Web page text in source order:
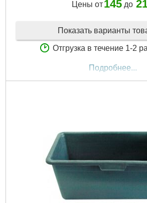
Цены от 145до
Показать варианты
Отгрузка в течение 1-2
Подробнее...